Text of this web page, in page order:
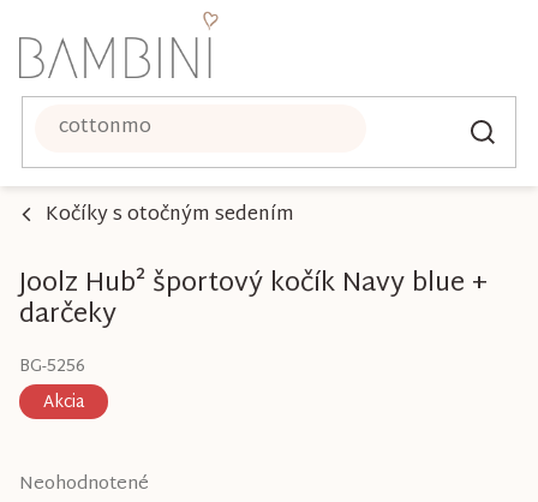
na
obsah
Kočíky s otočným sedením
Joolz Hub² športový kočík Navy blue +
darčeky
BG-5256
Akcia
Priemerné
Neohodnotené